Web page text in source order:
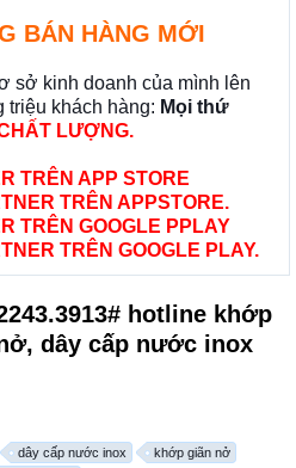
BÁN HÀNG MỚI
sở kinh doanh của mình lên
triệu khách hàng: Mọi thứ
LƯỢNG.
TRÊN APP STORE
TRÊN APPSTORE.
TRÊN GOOGLE PPLAY
TRÊN GOOGLE PLAY.
hotline khớp
dây cấp nước inox
dây cấp nước inox
khớp giãn nở